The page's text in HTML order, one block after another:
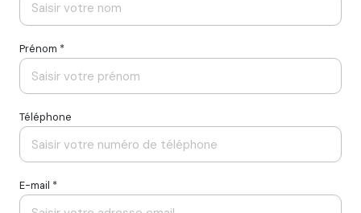
Prénom *
Téléphone
E-mail *